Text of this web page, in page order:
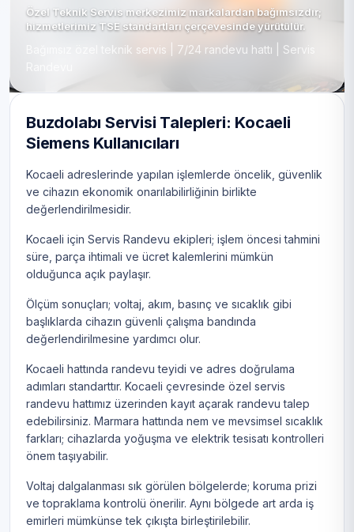
Özel Teknik Servis merkezimiz markalardan bağımsızdır;
hizmetlerimiz TSE standartları çerçevesinde yürütülür.
Bağımsız özel teknik servis | 7/24 randevu hattı | Servis
Buzdolabı Servisi Talepleri: Kocaeli
Siemens Kullanıcıları
Kocaeli adreslerinde yapılan işlemlerde öncelik, güvenlik
ve cihazın ekonomik onarılabilirliğinin birlikte
değerlendirilmesidir.
Kocaeli için Servis Randevu ekipleri; işlem öncesi tahmini
süre, parça ihtimali ve ücret kalemlerini mümkün
olduğunca açık paylaşır.
Ölçüm sonuçları; voltaj, akım, basınç ve sıcaklık gibi
başlıklarda cihazın güvenli çalışma bandında
değerlendirilmesine yardımcı olur.
Kocaeli hattında randevu teyidi ve adres doğrulama
adımları standarttır. Kocaeli çevresinde özel servis
randevu hattımız üzerinden kayıt açarak randevu talep
edebilirsiniz. Marmara hattında nem ve mevsimsel sıcaklık
farkları; cihazlarda yoğuşma ve elektrik tesisatı kontrolleri
önem taşıyabilir.
Voltaj dalgalanması sık görülen bölgelerde; koruma prizi
ve topraklama kontrolü önerilir. Aynı bölgede art arda iş
emirleri mümkünse tek çıkışta birleştirilebilir.